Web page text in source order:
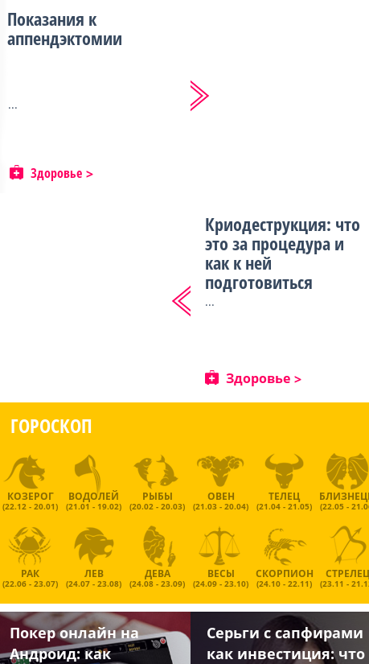
Показания к
аппендэктомии
...
Здоровье
Криодеструкция: что
это за процедура и
как к ней
подготовиться
...
Здоровье
ГОРОСКОП
КОЗЕРОГ
(22.12 - 20.01)
ВОДОЛЕЙ
(21.01 - 19.02)
РЫБЫ
(20.02 - 20.03)
ОВЕН
(21.03 - 20.04)
ТЕЛЕЦ
(21.04 - 21.05) (22.05 -
РАК
(22.06 - 23.07)
ЛЕВ
(24.07 - 23.08)
ДЕВА
(24.08 - 23.09)
ВЕСЫ
(24.09 - 23.10)
СКОРПИОН
(24.10 - 22.11)
СТРЕЛЕЦ
(23.11 -
Покер онлайн на
Андроид: как
Серьги с сапфирами
как инвестиция: что